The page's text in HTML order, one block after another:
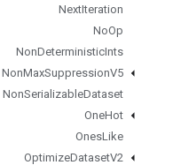
NextIteration
NoOp
NonDeterministicInts
NonMaxSuppressionV5
NonSerializableDataset
OneHot
OnesLike
OptimizeDatasetV2